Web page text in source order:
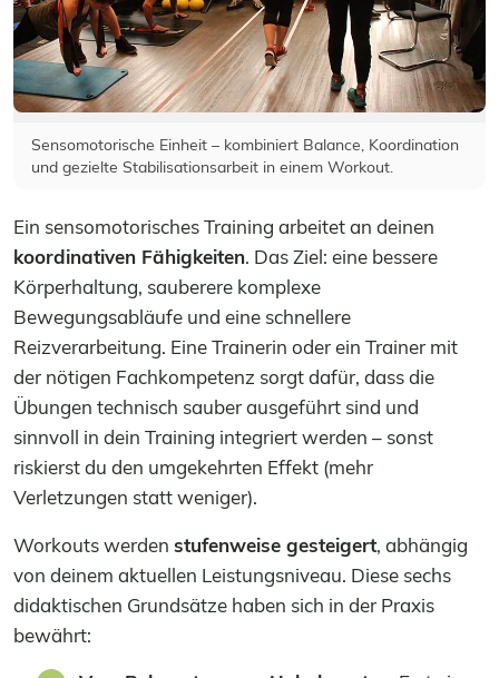
Sensomotorische Einheit – kombiniert Balance, Koordination
und gezielte Stabilisationsarbeit in einem Workout.
Ein sensomotorisches Training arbeitet an deinen
koordinativen Fähigkeiten. Das Ziel: eine bessere
Körperhaltung, sauberere komplexe
Bewegungsabläufe und eine schnellere
Reizverarbeitung. Eine Trainerin oder ein Trainer mit
der nötigen Fachkompetenz sorgt dafür, dass die
Übungen technisch sauber ausgeführt sind und
sinnvoll in dein Training integriert werden – sonst
riskierst du den umgekehrten Effekt (mehr
Verletzungen statt weniger).
Workouts werden stufenweise gesteigert, abhängig
von deinem aktuellen Leistungsniveau. Diese sechs
didaktischen Grundsätze haben sich in der Praxis
bewährt: